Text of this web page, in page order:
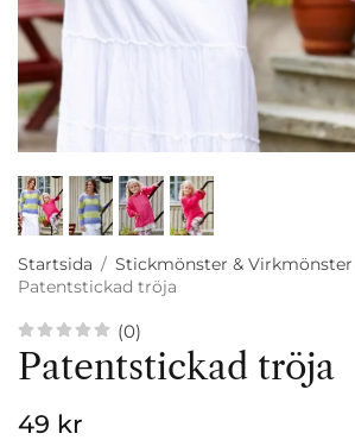
Startsida / Stickmönster & Virkmönster
Patentstickad tröja
(0)
Patentstickad tröja
49 kr